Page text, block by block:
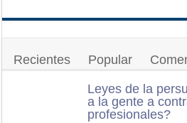
Recientes Popular
Leyes de la
a la gente a
profesionales?